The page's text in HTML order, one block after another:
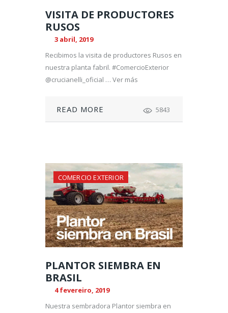
VISITA DE PRODUCTORES
RUSOS
3 abril, 2019
Recibimos la visita de productores Rusos en
nuestra planta fabril. #ComercioExterior
@crucianelli_oficial … Ver más
READ MORE 5843
COMERCIO EXTERIOR
PLANTOR SIEMBRA EN
BRASIL
4 fevereiro, 2019
Nuestra sembradora Plantor siembra en